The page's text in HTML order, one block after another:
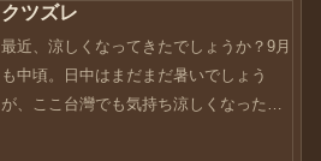
クツズレ
最近、涼しくなってきたでしょうか？9月
も中頃。日中はまだまだ暑いでしょう
が、ここ台灣でも気持ち涼しくなったよ